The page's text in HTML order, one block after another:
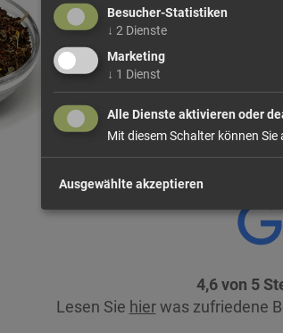
4,6 von 5
Lesen Sie hierwas zufriedene
Besucher-Statistiken
↓ 2 Dienste
Marketing
↓ 1 Dienst
Alle Dienste aktivieren oder
Mit diesem Schalter können
Ausgewählte akzeptieren